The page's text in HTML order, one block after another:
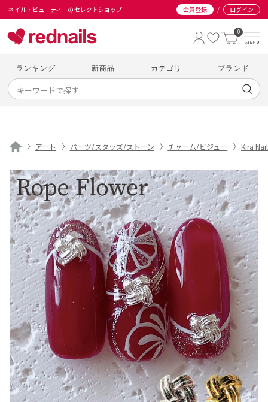
ネイル・ビューティーのセレクトショップ 会員登録 / ログイン
0
ランキング 新商品 カテゴリ ブランド
アート パーツ/スタッズ/ストーン チャーム/ビジュー Kira Nail